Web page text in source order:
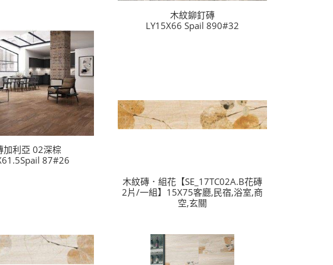
木紋鉚釘磚
LY15X66 Spail 890#32
加利亞 02深棕
87#26
木紋磚．組花【SE_17TC02A.B花磚
2片/一組】15X75客廳,民宿,浴室,商
空,玄關